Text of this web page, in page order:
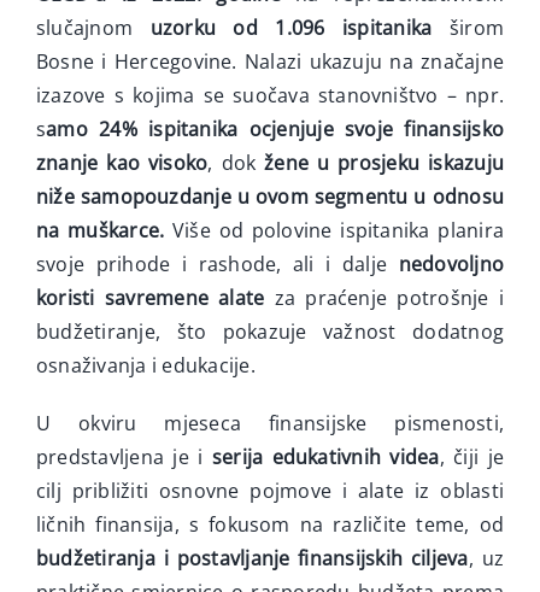
slučajnom uzorku od 1.096 ispitanika širom
Bosne i Hercegovine. Nalazi ukazuju na značajne
izazove s kojima se suočava stanovništvo – npr.
samo 24% ispitanika ocjenjuje svoje finansijsko
znanje kao visoko, dokžene u prosjeku iskazuju
niže samopouzdanje u ovom segmentu u odnosu
na muškarce. Više od polovine ispitanika planira
svoje prihode i rashode, ali i dalje nedovoljno
koristi savremene alate za praćenje potrošnje i
budžetiranje, što pokazuje važnost dodatnog
osnaživanja i edukacije.
U okviru mjeseca finansijske pismenosti,
predstavljena je i serija edukativnih videa, čiji je
cilj približiti osnovne pojmove i alate iz oblasti
ličnih finansija, s fokusom na različite teme, od
budžetiranja i postavljanje finansijskih ciljeva, uz